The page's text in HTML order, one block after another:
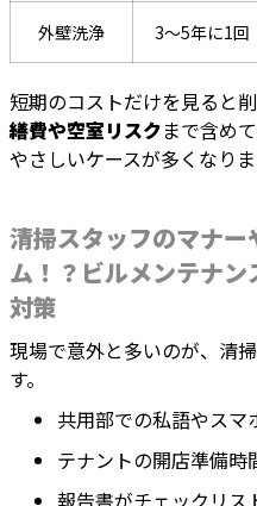
外壁洗浄 3〜5年に1回
短期のコストだけを見ると
繕費や空室リスクまで含め
やさしいケースが多くなりま
清掃スタッフのマナ
ム！？ビルメンテナ
対策
現場で意外と多いのが、清
す。
共用部での私語やスマ
テナントの開店準備時
報告書がチェックリス